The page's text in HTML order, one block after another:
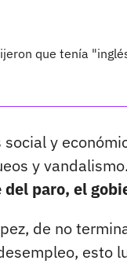
que tenía
y
y vandalismo.
paro, el
de no
esto